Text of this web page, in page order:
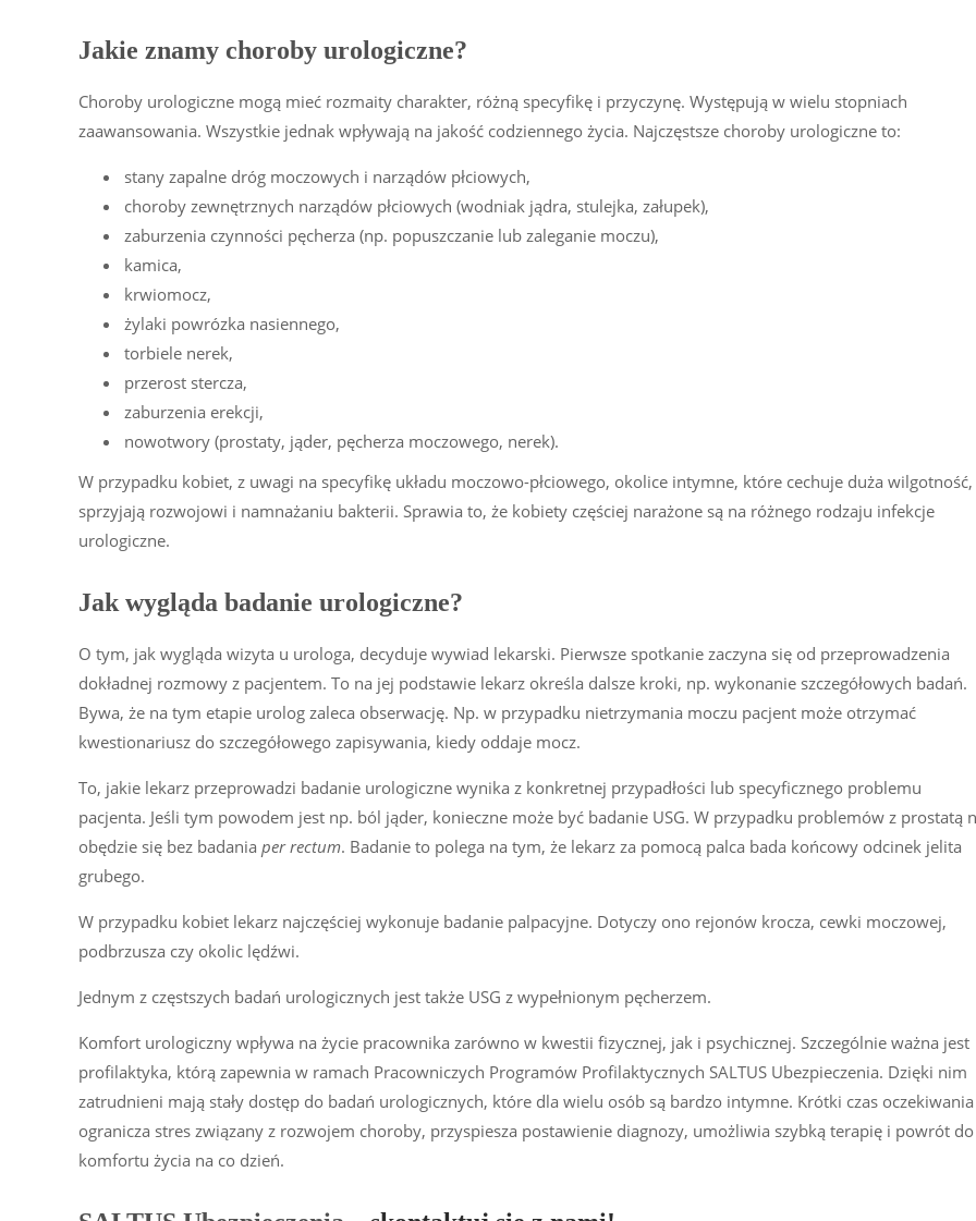
Jakie znamy choroby urologiczne?
Choroby urologiczne mogą mieć rozmaity charakter, różną specyfikę i przyczynę. Występują w wielu stopniach
zaawansowania. Wszystkie jednak wpływają na jakość codziennego życia. Najczęstsze choroby urologiczne to:
stany zapalne dróg moczowych i narządów płciowych,
choroby zewnętrznych narządów płciowych (wodniak jądra, stulejka, załupek),
zaburzenia czynności pęcherza (np. popuszczanie lub zaleganie moczu),
kamica,
krwiomocz,
żylaki powrózka nasiennego,
torbiele nerek,
przerost stercza,
zaburzenia erekcji,
nowotwory (prostaty, jąder, pęcherza moczowego, nerek).
W przypadku kobiet, z uwagi na specyfikę układu moczowo-płciowego, okolice intymne, które cechuje duża wilgotność,
sprzyjają rozwojowi i namnażaniu bakterii. Sprawia to, że kobiety częściej narażone są na różnego rodzaju infekcje
urologiczne.
Jak wygląda badanie urologiczne?
O tym, jak wygląda wizyta u urologa, decyduje wywiad lekarski. Pierwsze spotkanie zaczyna się od przeprowadzenia
dokładnej rozmowy z pacjentem. To na jej podstawie lekarz określa dalsze kroki, np. wykonanie szczegółowych badań.
Bywa, że na tym etapie urolog zaleca obserwację. Np. w przypadku nietrzymania moczu pacjent może otrzymać
kwestionariusz do szczegółowego zapisywania, kiedy oddaje mocz.
To, jakie lekarz przeprowadzi badanie urologiczne wynika z konkretnej przypadłości lub specyficznego problemu
pacjenta. Jeśli tym powodem jest np. ból jąder, konieczne może być badanie USG. W przypadku problemów z prostatą
obędzie się bez badania per rectum. Badanie to polega na tym, że lekarz za pomocą palca bada końcowy odcinek jelita
grubego.
W przypadku kobiet lekarz najczęściej wykonuje badanie palpacyjne. Dotyczy ono rejonów krocza, cewki moczowej,
podbrzusza czy okolic lędźwi.
Jednym z częstszych badań urologicznych jest także USG z wypełnionym pęcherzem.
Komfort urologiczny wpływa na życie pracownika zarówno w kwestii fizycznej, jak i psychicznej. Szczególnie ważna jest
profilaktyka, którą zapewnia w ramach Pracowniczych Programów Profilaktycznych SALTUS Ubezpieczenia. Dzięki nim
zatrudnieni mają stały dostęp do badań urologicznych, które dla wielu osób są bardzo intymne. Krótki czas oczekiwania
ogranicza stres związany z rozwojem choroby, przyspiesza postawienie diagnozy, umożliwia szybką terapię i powrót do
komfortu życia na co dzień.